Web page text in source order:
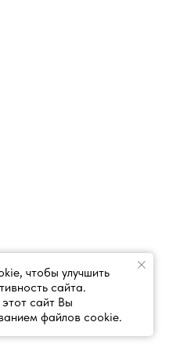
чтобы улучшить
сайта.
сайт Вы
файлов cookie.